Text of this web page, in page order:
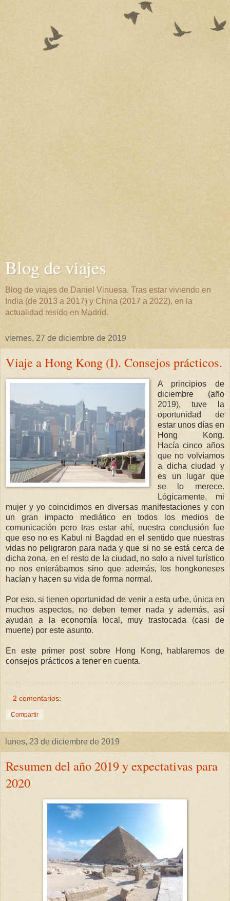
Blog de viajes
Blog de viajes de Daniel Vinuesa. Tras estar viviendo en
India (de 2013 a 2017) y China (2017 a 2022), en la
actualidad resido en Madrid.
viernes, 27 de diciembre de 2019
Viaje a Hong Kong (I). Consejos prácticos.
A principios de
diciembre (año
2019), tuve la
oportunidad de
estar unos días en
Hong Kong.
Hacía cinco años
que no volvíamos
a dicha ciudad y
es un lugar que
se lo merece.
Lógicamente, mi
mujer y yo coincidimos en diversas manifestaciones y con
un gran impacto mediático en todos los medios de
comunicación pero tras estar ahí, nuestra conclusión fue
que eso no es Kabul ni Bagdad en el sentido que nuestras
vidas no peligraron para nada y que si no se está cerca de
dicha zona, en el resto de la ciudad, no solo a nivel turístico
no nos enterábamos sino que además, los hongkoneses
hacían y hacen su vida de forma normal.
Por eso, si tienen oportunidad de venir a esta urbe, única en
muchos aspectos, no deben temer nada y además, así
ayudan a la economía local, muy trastocada (casi de
muerte) por este asunto.
En este primer post sobre Hong Kong, hablaremos de
consejos prácticos a tener en cuenta.
2 comentarios:
Compartir
lunes, 23 de diciembre de 2019
Resumen del año 2019 y expectativas para
2020